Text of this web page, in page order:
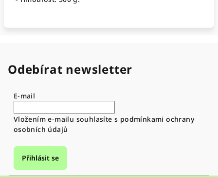
Odebírat newsletter
E-mail
Vložením e-mailu souhlasíte s podmínkami ochrany
osobních údajů
Přihlásit se